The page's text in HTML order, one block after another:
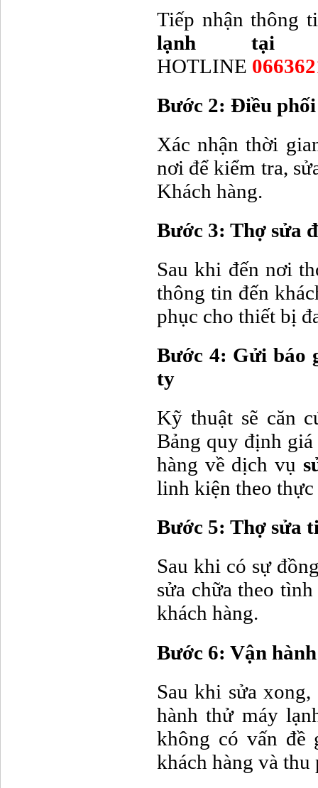
Tiếp nhận thông
lạnh tại
HOTLINE
Bước 2: Điều
Xác nhận thời
nơi để kiểm tra,
Khách hàng.
Bước 3: Thợ sửa
Sau khi đến nơi
thông tin đến
phục cho thiết bị
Bước 4: Gửi báo
ty
Kỹ thuật sẽ căn
Bảng quy định
hàng về dịch vụ
linh kiện theo thực
Bước 5: Thợ sửa
Sau khi có sự
sửa chữa theo
khách hàng.
Bước 6: Vận
Sau khi sửa
hành thử máy
không có vấn đề
khách hàng và thu